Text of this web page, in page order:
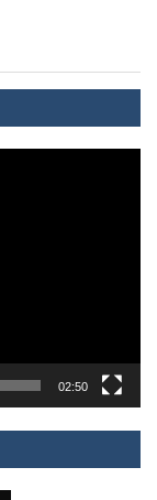
02:50